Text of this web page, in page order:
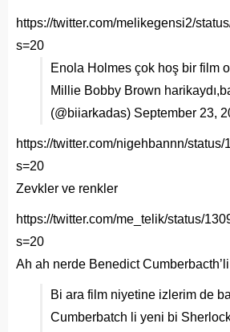
https://twitter.com/melikegensi2/
s=20
Enola Holmes çok hoş bir film
Millie Bobby Brown
(@biiarkadas) September 23,
https://twitter.com/nigehbannn/
s=20
Zevkler ve renkler
https://twitter.com/me_telik/status/
s=20
Ah ah nerde Benedict
Bi ara film niyetine izlerim de
Cumberbatch li yeni bi